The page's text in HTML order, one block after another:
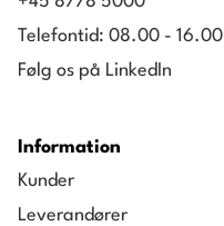
Telefontid: 08.00 - 16.00
Følg os på LinkedIn
Information
Kunder
Leverandører